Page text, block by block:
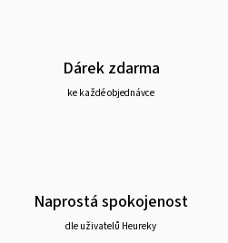
Dárek zdarma
ke každé objednávce
Naprostá spokojenost
dle uživatelů Heureky